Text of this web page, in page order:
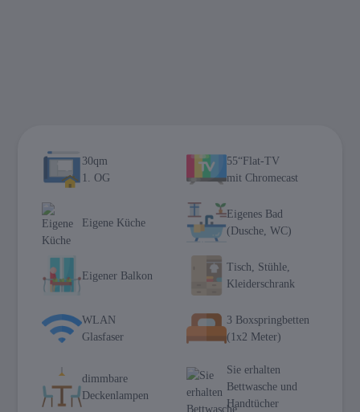
30qm
1. OG
55“Flat-TV
mit Chromecast
Eigene Küche
Eigenes Bad
(Dusche, WC)
Eigener Balkon
Tisch, Stühle,
Kleiderschrank
WLAN
Glasfaser
3 Boxspringbetten
(1x2 Meter)
dimmbare
Deckenlampen
Sie erhalten
Bettwasche und
Handtücher